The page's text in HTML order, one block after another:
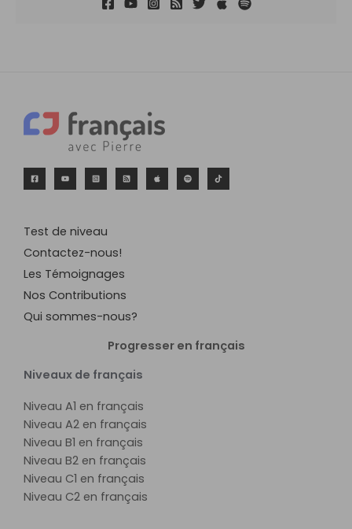
Test de niveau
Contactez-nous!
Les Témoignages
Nos Contributions
Qui sommes-nous?
Progresser en français
Niveaux de français
Niveau A1 en français
Niveau A2 en français
Niveau B1 en français
Niveau B2 en français
Niveau C1 en français
Niveau C2 en français